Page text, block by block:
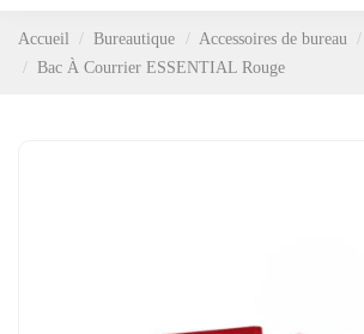
Accueil Bureautique Accessoires de bureau
Bac À Courrier ESSENTIAL Rouge